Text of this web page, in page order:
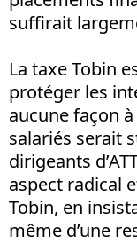
suffirait
La taxe Tobin
protéger les
aucune façon
salariés serait
dirigeants
aspect radical
Tobin, en
même d’une